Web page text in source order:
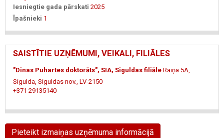
Iesniegtie gada pārskati 2025
Īpašnieki 1
SAISTĪTIE UZŅĒMUMI, VEIKALI, FILIĀLES
"Dinas Puhartes doktorāts", SIA, Siguldas filiāle Raiņa 5A,
Sigulda, Siguldas nov., LV-2150
+371 29135140
Pieteikt izmaiņas uzņēmuma informācijā